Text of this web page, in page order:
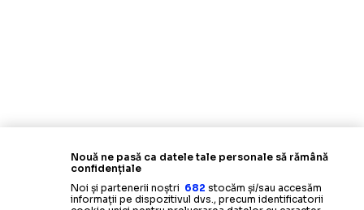
Nouă ne pasă ca datele tale personale să rămână
confidențiale
Noi și partenerii noștri 682 stocăm și/sau accesăm
informații pe dispozitivul dvs., precum identificatorii